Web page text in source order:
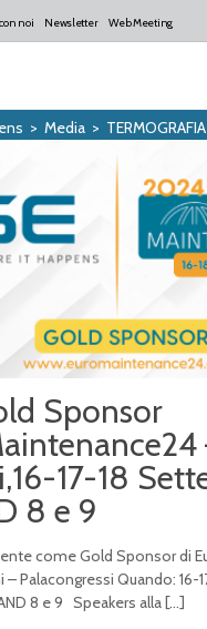
noi Newsletter Web Meeting
> Media> TERMOGRAFIA
Sponsor
17-18
8 e 9
come Gold Sponsor di
– Palacongressi Quando: 16-
8 e 9 Speakers alla[…]